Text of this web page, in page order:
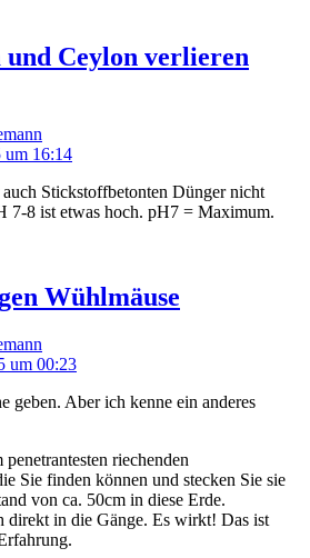
Ceylon verlieren
um 16:14
Stickstoffbetonten Dünger nicht
7-8 ist etwas hoch. pH7 = Maximum.
Wühlmäuse
um 00:23
geben. Aber ich kenne ein anderes
riechenden
Sie finden können und stecken Sie sie
von ca. 50cm in diese Erde.
direkt in die Gänge. Es wirkt! Das ist